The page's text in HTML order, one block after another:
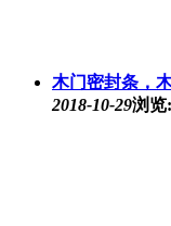
木门密封条，
2018-10-29浏览